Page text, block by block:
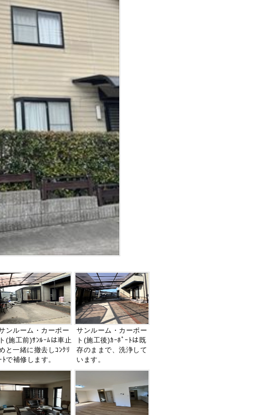
ンルーム・カーポー
ト(施工前)ｻﾝﾙｰﾑは車止
と一緒に撤去しｺﾝｸﾘ
ﾄで補修します。
サンルーム・カーポー
ト(施工後)ｶｰﾎﾟｰﾄは既
存のままで、洗浄して
います。